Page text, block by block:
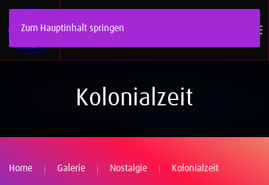
Zum Hauptinhalt springen
Kolonialzeit
Home Galerie Nostalgie Kolonialzeit